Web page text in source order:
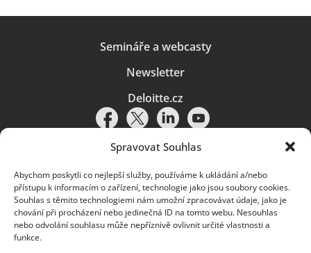
Spravovat Souhlas
Abychom poskytli co nejlepší služby, používáme k ukládání a/nebo
přístupu k informacím o zařízení, technologie jako jsou soubory cookies.
Souhlas s těmito technologiemi nám umožní zpracovávat údaje, jako je
chování při procházení nebo jedinečná ID na tomto webu. Nesouhlas
nebo odvolání souhlasu může nepříznivě ovlivnit určité vlastnosti a
funkce.
Semináře a webcasty
Newsletter
Deloitte.cz
Pravidla používání|Ochrana osobních údajů|Soubory cookies |
Deloitte.cz
© 2026. Více informací najdete vPravidlech používání.
Deloitte označuje jednu či více společností globální sítě členských